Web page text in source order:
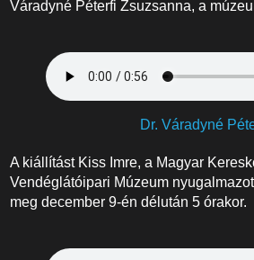
Váradyné Péterfi Zsuzsanna, a
Dr. Váradyné
A kiállítást Kiss Imre, a Magyar
Vendéglátóipari Múzeum
meg december 9-én délután 5 órakor.